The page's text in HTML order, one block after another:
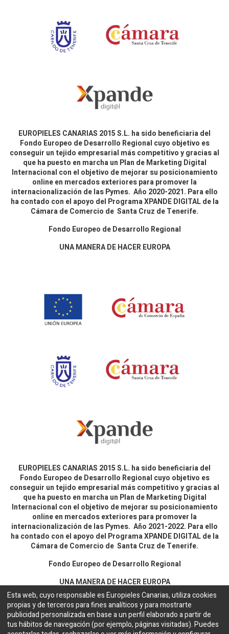
EUROPIELES CANARIAS 2015 S.L. ha sido beneficiaria del
Fondo Europeo de Desarrollo Regional cuyo objetivo es
conseguir un tejido empresarial más competitivo y gracias al
que ha puesto en marcha un Plan de Marketing Digital
Internacional con el objetivo de mejorar su posicionamiento
online en mercados exteriores para promover la
internacionalización de las Pymes. Año 2020-2021. Para ello
ha contado con el apoyo del Programa XPANDE DIGITAL de la
Cámara de Comercio de Santa Cruz de Tenerife.
Fondo Europeo de Desarrollo Regional
UNA MANERA DE HACER EUROPA
EUROPIELES CANARIAS 2015 S.L. ha sido beneficiaria del
Fondo Europeo de Desarrollo Regional cuyo objetivo es
conseguir un tejido empresarial más competitivo y gracias al
que ha puesto en marcha un Plan de Marketing Digital
Internacional con el objetivo de mejorar su posicionamiento
online en mercados exteriores para promover la
internacionalización de las Pymes. Año 2021-2022. Para ello
ha contado con el apoyo del Programa XPANDE DIGITAL de la
Cámara de Comercio de Santa Cruz de Tenerife.
Fondo Europeo de Desarrollo Regional
UNA MANERA DE HACER EUROPA
Aviso legal y política de privacidad
Esta web, cuyo responsable es Europieles Canarias, utiliza cookies
propias y de terceros para fines analíticos y para mostrarte
publicidad personalizada en base a un perfil elaborado a partir de
tus hábitos de navegación (por ejemplo, páginas visitadas). Puedes